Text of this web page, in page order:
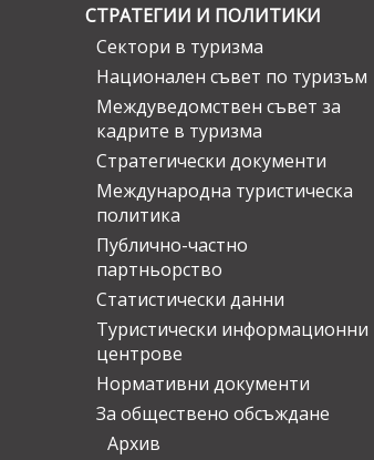
СТРАТЕГИИ И ПОЛИТИКИ
Сектори в туризма
Национален съвет по туризъм
Междуведомствен съвет за
кадрите в туризма
Стратегически документи
Международна туристическа
политика
Публично-частно
партньорство
Статистически данни
Туристически информационни
центрове
Нормативни документи
За обществено обсъждане
Архив